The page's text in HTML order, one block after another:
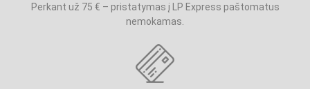
Perkant už 75 € – pristatymas į LP Express paštomatus
nemokamas.